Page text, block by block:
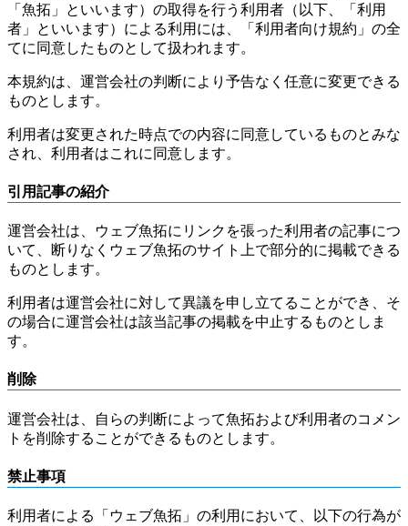
「魚拓」といいます）の取得を行う利用者（以下、「利用
者」といいます）による利用には、「利用者向け規約」の全
てに同意したものとして扱われます。
本規約は、運営会社の判断により予告なく任意に変更できる
ものとします。
利用者は変更された時点での内容に同意しているものとみな
され、利用者はこれに同意します。
引用記事の紹介
運営会社は、ウェブ魚拓にリンクを張った利用者の記事につ
いて、断りなくウェブ魚拓のサイト上で部分的に掲載できる
ものとします。
利用者は運営会社に対して異議を申し立てることができ、そ
の場合に運営会社は該当記事の掲載を中止するものとしま
す。
削除
運営会社は、自らの判断によって魚拓および利用者のコメン
トを削除することができるものとします。
禁止事項
利用者による「ウェブ魚拓」の利用において、以下の行為が